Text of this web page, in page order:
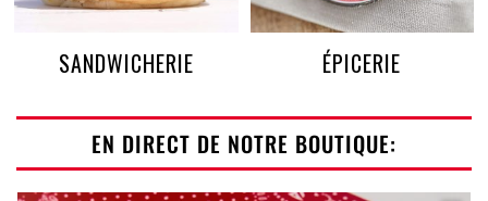
SANDWICHERIE ÉPICERIE
EN DIRECT DE NOTRE BOUTIQUE: